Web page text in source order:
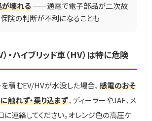
壊れる——通電で電子部品が二次故
保険の判断が不利になることも
・ハイブリッド車（HV）は特に危険
積むEV/HVが水没した場合、 感電のおそ
触れず・乗り込まず、ディーラーやJAF、メ
連絡してください。オレンジ色の高圧ケ